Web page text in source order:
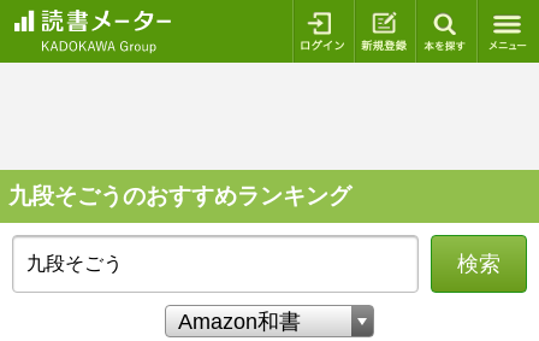
ログイン 新規登録
九段そごうのおすすめランキング
検索